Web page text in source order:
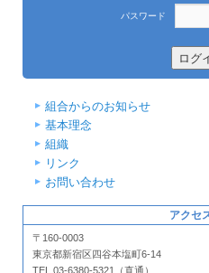
パスワード
組合からのお知らせ
基本理念
組織
リンク
お問い合わせ
アクセ
〒160-0003
東京都新宿区四谷本塩町6-14
TEL.03-6380-5321（直通）